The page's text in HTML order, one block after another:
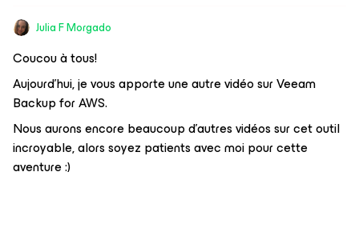
Julia F Morgado
Coucou à tous!
Aujourd'hui, je vous apporte une autre vidéo sur Veeam
Backup for AWS.
Nous aurons encore beaucoup d'autres vidéos sur cet outil
incroyable, alors soyez patients avec moi pour cette
aventure :)